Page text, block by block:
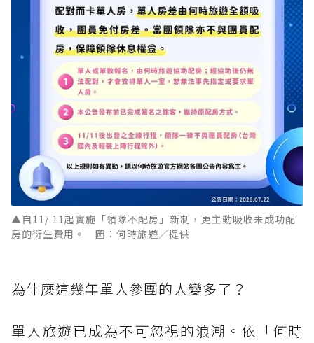
▲自11/ 11起實施「領隊不配房」新制，更主動吸收未成功配
房的衍生費用。 圖：何時旅遊／提供
為什麼這幾年單人參團的人變多了？
單人旅遊已成為不可忽視的浪潮。依「何時